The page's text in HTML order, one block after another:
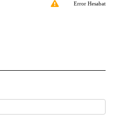
Error Hesabat